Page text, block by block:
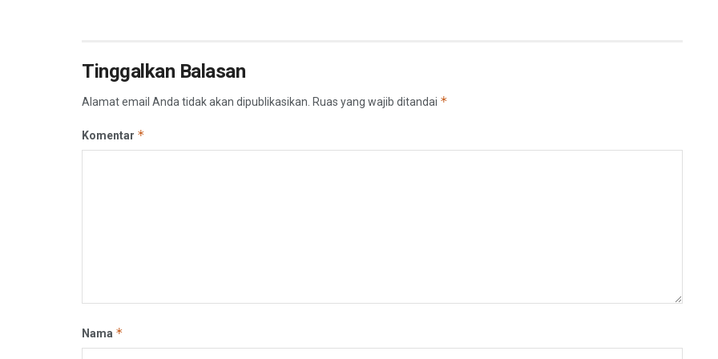
Tinggalkan Balasan
Alamat email Anda tidak akan dipublikasikan. Ruas yang wajib ditandai *
Komentar *
Nama *